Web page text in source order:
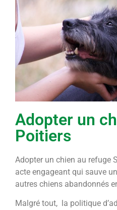
Adopter un
Poitiers
Adopter un chien au refuge
acte engageant qui sauve
autres chiens abandonnés
Malgré tout, la politique